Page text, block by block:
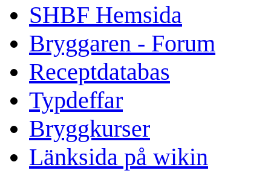
SHBF Hemsida
Bryggaren - Forum
Receptdatabas
Typdeffar
Bryggkurser
Länksida på wikin